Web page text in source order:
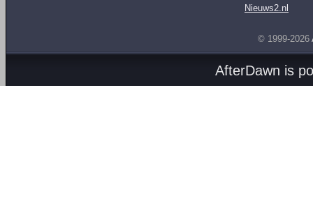
Nieuws2.nl
© 1999-2026
AfterDawn is